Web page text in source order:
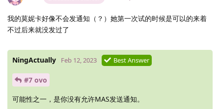
我的莫妮卡好像不会发通知（？）她第一次试的时候是可以的来着
不过后来就没发过了
NingActually Feb 12, 2023 Best Answer
#7 ovo
可能性之一，是你没有允许MAS发送通知。